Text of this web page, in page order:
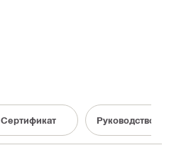
Сертификат Руководство